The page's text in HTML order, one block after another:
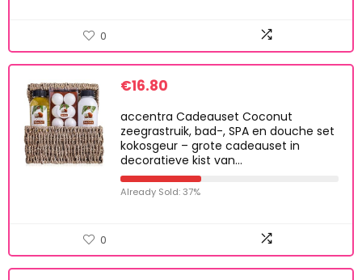
0
€16.80
accentra Cadeauset Coconut
zeegrastruik, bad-, SPA en douche set
kokosgeur – grote cadeauset in
decoratieve kist van…
Already Sold: 37%
0